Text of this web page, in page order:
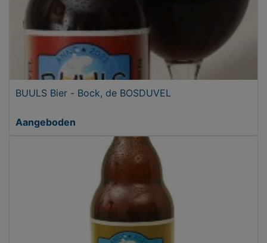
BUULS Bier - Bock, de BOSDUVEL
Aangeboden